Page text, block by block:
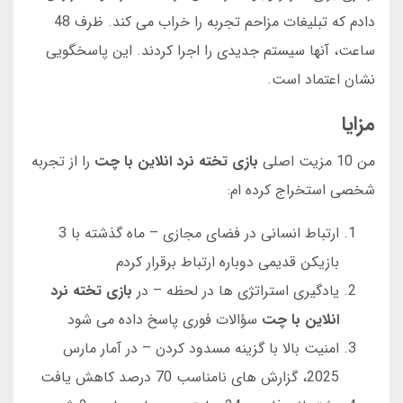
دادم که تبلیغات مزاحم تجربه را خراب می کند. ظرف 48
ساعت، آنها سیستم جدیدی را اجرا کردند. این پاسخگویی
نشان اعتماد است.
مزایا
من 10 مزیت اصلی بازی تخته نرد انلاین با چت را از تجربه
شخصی استخراج کرده ام:
ارتباط انسانی در فضای مجازی – ماه گذشته با 3
بازیکن قدیمی دوباره ارتباط برقرار کردم
یادگیری استراتژی ها در لحظه – در بازی تخته نرد
انلاین با چت سؤالات فوری پاسخ داده می شود
امنیت بالا با گزینه مسدود کردن – در آمار مارس
2025، گزارش های نامناسب 70 درصد کاهش یافت